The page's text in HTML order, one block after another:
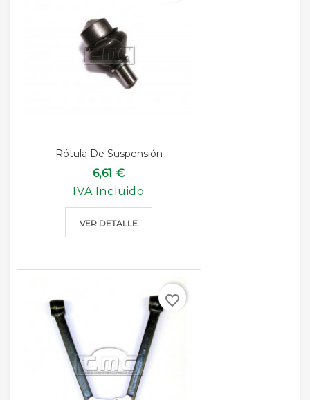
Rótula De Suspensión
6,61 €
IVA Incluido
VER DETALLE
favorite_border